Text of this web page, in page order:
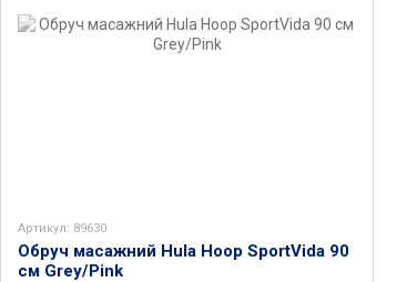
Артикул: 89630
Обруч масажний Hula Hoop SportVida 90
см Grey/Pink